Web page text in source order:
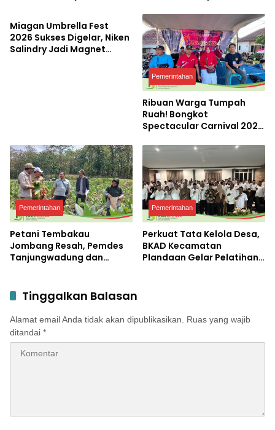
dengan Potensi Desa
Miagan Umbrella Fest
2026 Sukses Digelar, Niken
Salindry Jadi Magnet
Pemerintahan
Ribuan Warga Tumpah
Ruah! Bongkot
Spectacular Carnival 2026
Terbesar di Peterongan
Pemerintahan
Petani Tembakau
Jombang Resah, Pemdes
Tanjungwadung dan
Pemerintahan
Perkuat Tata Kelola Desa,
BKAD Kecamatan
Plandaan Gelar Pelatihan
Tinggalkan Balasan
Alamat email Anda tidak akan dipublikasikan.
Ruas yang wajib
ditandai *